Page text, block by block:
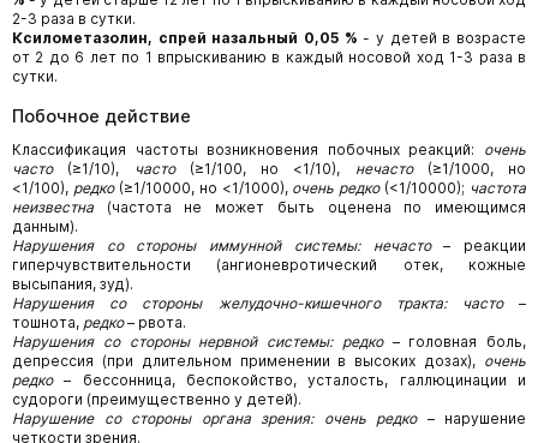
2-3 раза в сутки.
Ксилометазолин, спрей назальный 0,05 % - у детей в возрасте
от 2 до 6 лет по 1 впрыскиванию в каждый носовой ход 1-3 раза в
сутки.
Побочное действие
Классификация частоты возникновения побочных реакций: очень
часто(≥1/10), часто(≥1/100, но <1/10), нечасто(≥1/1000, но
<1/100), редко(≥1/10000, но <1/1000), очень редко(<1/10000); частота
неизвестна (частота не может быть оценена по имеющимся
данным).
Нарушения со стороны иммунной системы: нечасто– реакции
гиперчувствительности (ангионевротический отек, кожные
высыпания, зуд).
Нарушения со стороны желудочно-кишечного тракта: часто–
тошнота, редко– рвота.
Нарушения со стороны нервной системы: редко– головная боль,
депрессия (при длительном применении в высоких дозах), очень
редко– бессонница, беспокойство, усталость, галлюцинации и
судороги (преимущественно у детей).
Нарушение со стороны органа зрения: очень редко– нарушение
четкости зрения.